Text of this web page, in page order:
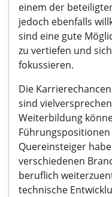
einem der
jedoch ebenfalls
sind eine gute
zu vertiefen und
fokussieren.
Die
sind
Weiterbildung
Quereinsteiger
verschiedenen
beruflich
technische